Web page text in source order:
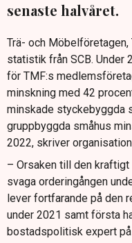
senaste halvåret.
Trä- och
statistik från SCB. Under
för TMF:s
minskning med 42
minskade styckebyggda
gruppbyggda småhus
2022, skriver
– Orsaken till den
svaga orderingången
lever fortfarande på den
under 2021 samt första
bostadspolitisk expert